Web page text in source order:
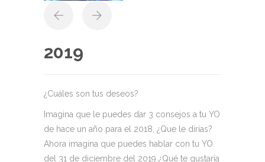
2019
¿Cuáles son tus deseos?
Imagina que le puedes dar 3 consejos a tu YO
de hace un año para el 2018, ¿Que le dirías?
Ahora imagina que puedes hablar con tu YO
del 31 de diciembre del 2019 ¿Qué te gustaría